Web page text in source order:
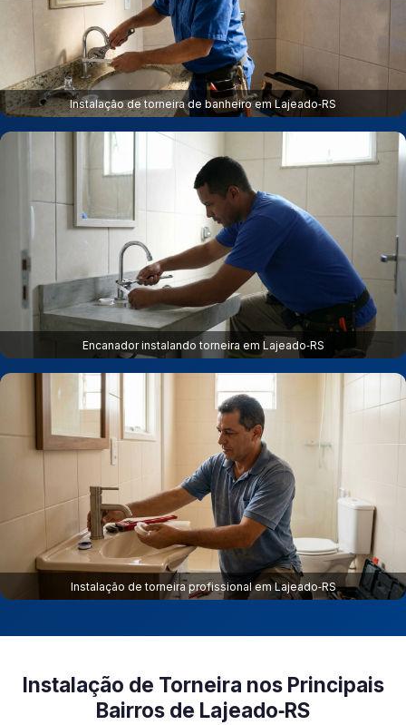
Instalação de torneira de banheiro em Lajeado‑RS
Encanador instalando torneira em Lajeado‑RS
Instalação de torneira profissional em Lajeado‑RS
Instalação de Torneira nos Principais
Bairros de Lajeado‑RS